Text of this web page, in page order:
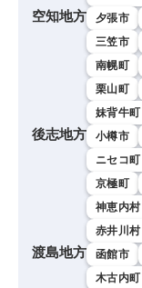
空知地方 夕張市
三笠市
南幌町
栗山町
妹背牛町
後志地方 小樽市
ニセコ町
京極町
神恵内村
赤井川村
渡島地方 函館市
木古内町